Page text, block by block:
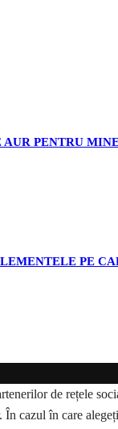
PENTRU
PE
de rețele
cazul în care